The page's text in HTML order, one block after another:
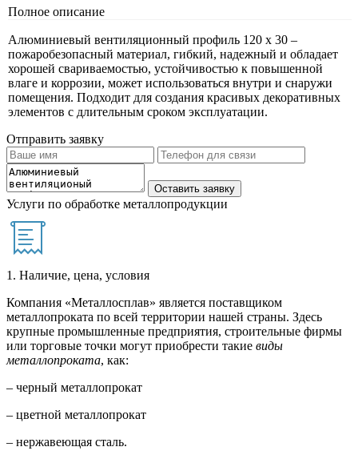
Полное описание
Алюминиевый вентиляционный профиль 120 х 30 –
пожаробезопасный материал, гибкий, надежный и обладает
хорошей свариваемостью, устойчивостью к повышенной
влаге и коррозии, может использоваться внутри и снаружи
помещения. Подходит для создания красивых декоративных
элементов с длительным сроком эксплуатации.
Отправить заявку
Услуги по обработке металлопродукции
1. Наличие, цена, условия
Компания «Металлосплав» является поставщиком
металлопроката по всей территории нашей страны. Здесь
крупные промышленные предприятия, строительные фирмы
или торговые точки могут приобрести такие виды
металлопроката, как:
– черный металлопрокат
– цветной металлопрокат
– нержавеющая сталь.